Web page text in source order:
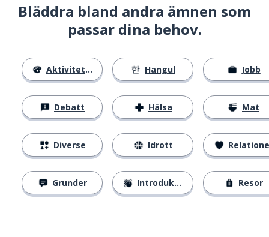
Bläddra bland andra ämnen som
passar dina behov.
Aktiviteter
Debatt
Diverse
Grunder
Hangul
Hälsa
Idrott
Introduktion
Jobb
Mat
Resor